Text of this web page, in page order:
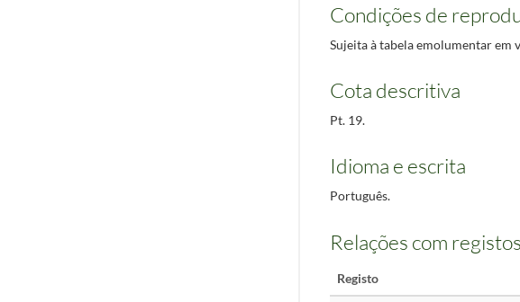
Condições de
Sujeita à tabela emolumentar em
Cota descritiva
Pt. 19.
Idioma e escrita
Português.
Relações com
Registo